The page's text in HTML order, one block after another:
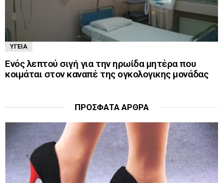
ΥΓΕΊΑ
Ενός λεπτού σιγή για την ηρωίδα μητέρα που
κοιμάται στον καναπέ της ογκολογικης μονάδας
ΠΡΌΣΦΑΤΑ ΆΡΘΡΑ